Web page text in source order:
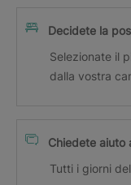
Decidete la
Selezionate il
dalla vostra
Chiedete aiuto
Tutti i giorni